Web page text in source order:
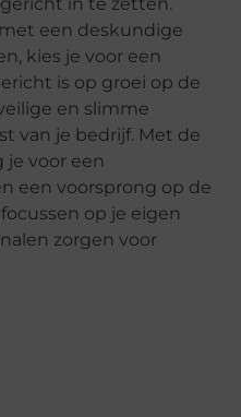
een deskundige
kies je voor een
is op groei op de
en slimme
van je bedrijf. Met de
voor een
een voorsprong op de
op je eigen
zorgen voor